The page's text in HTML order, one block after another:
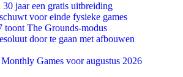
jaar een gratis uitbreiding
voor einde fysieke games
toont The Grounds-modus
door te gaan met afbouwen
Games voor augustus 2026